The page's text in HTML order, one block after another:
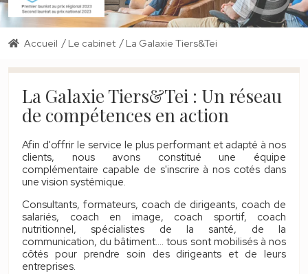
Accueil / Le cabinet / La Galaxie Tiers&Tei
La Galaxie Tiers&Tei : Un réseau
de compétences en action
Afin d'offrir le service le plus performant et adapté à nos
clients, nous avons constitué une équipe
complémentaire capable de s'inscrire à nos cotés dans
une vision systémique.
Consultants, formateurs, coach de dirigeants, coach de
salariés, coach en image, coach sportif, coach
nutritionnel, spécialistes de la santé, de la
communication, du bâtiment.... tous sont mobilisés à nos
côtés pour prendre soin des dirigeants et de leurs
entreprises.